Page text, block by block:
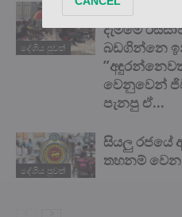
දේශිය පුවත්
එතන මිනිස්සු
දැම්මෙ
බඩගින්නෙ
වෙනුවෙන්
පැනපු ඒ...
දේශිය පුවත්
සියලු රජයේ
තහනම්